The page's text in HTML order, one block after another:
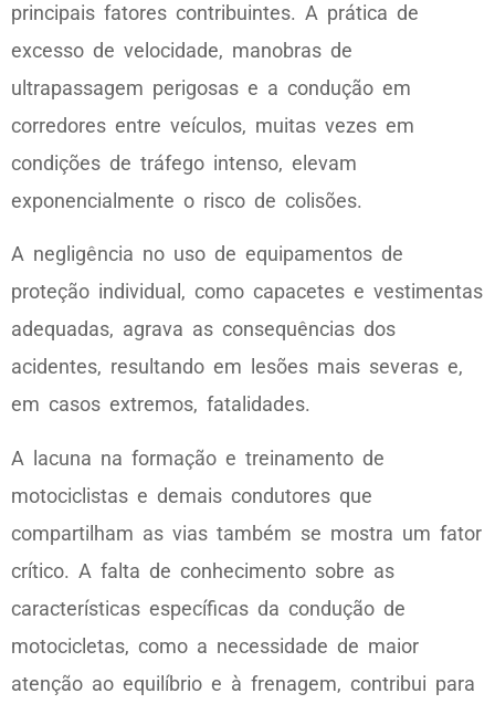
principais fatores contribuintes. A prática de
excesso de velocidade, manobras de
ultrapassagem perigosas e a condução em
corredores entre veículos, muitas vezes em
condições de tráfego intenso, elevam
exponencialmente o risco de colisões.
A negligência no uso de equipamentos de
proteção individual, como capacetes e vestimentas
adequadas, agrava as consequências dos
acidentes, resultando em lesões mais severas e,
em casos extremos, fatalidades.
A lacuna na formação e treinamento de
motociclistas e demais condutores que
compartilham as vias também se mostra um fator
crítico. A falta de conhecimento sobre as
características específicas da condução de
motocicletas, como a necessidade de maior
atenção ao equilíbrio e à frenagem, contribui para